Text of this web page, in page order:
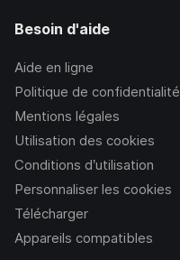
Besoin d'aide
Aide en ligne
Politique de confidentialité
Mentions légales
Utilisation des cookies
Conditions d’utilisation
Personnaliser les cookies
Télécharger
Appareils compatibles